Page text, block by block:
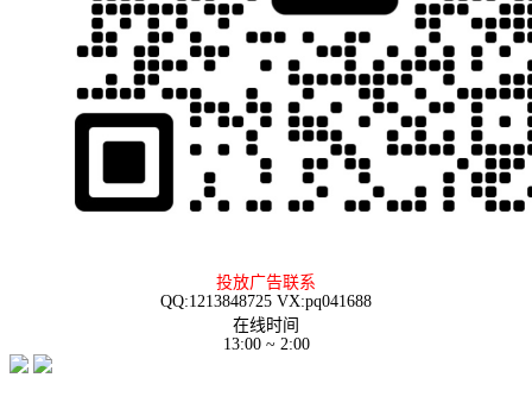
投放广告联系
QQ:1213848725 VX:pq041688
在线时间
13:00 ~ 2:00